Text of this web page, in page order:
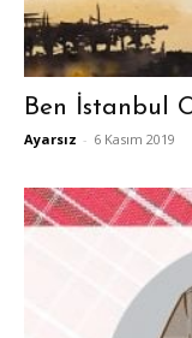
Ben İstanbul
Ayarsız - 6 Kasım 2019